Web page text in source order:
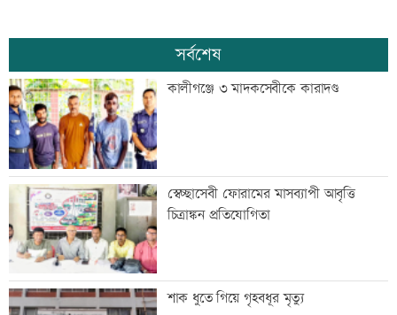
সর্বশেষ
কালীগঞ্জে ৩ মাদকসেবীকে কারাদণ্ড
স্বেচ্ছাসেবী ফোরামের মাসব্যাপী আবৃত্তি
চিত্রাঙ্কন প্রতিযোগিতা
শাক ধুতে গিয়ে গৃহবধূর মৃত্যু